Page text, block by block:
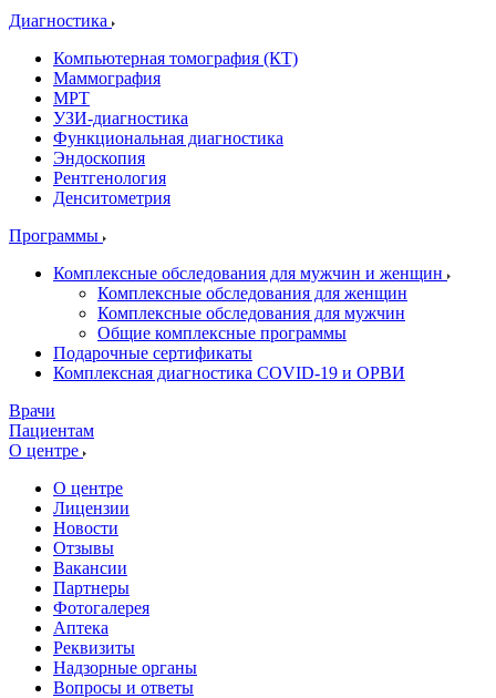
Диагностика
Компьютерная томография (КТ)
Маммография
МРТ
УЗИ-диагностика
Функциональная диагностика
Эндоскопия
Рентгенология
Денситометрия
Программы
Комплексные обследования для мужчин и женщин
Комплексные обследования для женщин
Комплексные обследования для мужчин
Общие комплексные программы
Подарочные сертификаты
Комплексная диагностика COVID-19 и ОРВИ
Врачи
Пациентам
О центре
О центре
Лицензии
Новости
Отзывы
Вакансии
Партнеры
Фотогалерея
Аптека
Реквизиты
Надзорные органы
Вопросы и ответы